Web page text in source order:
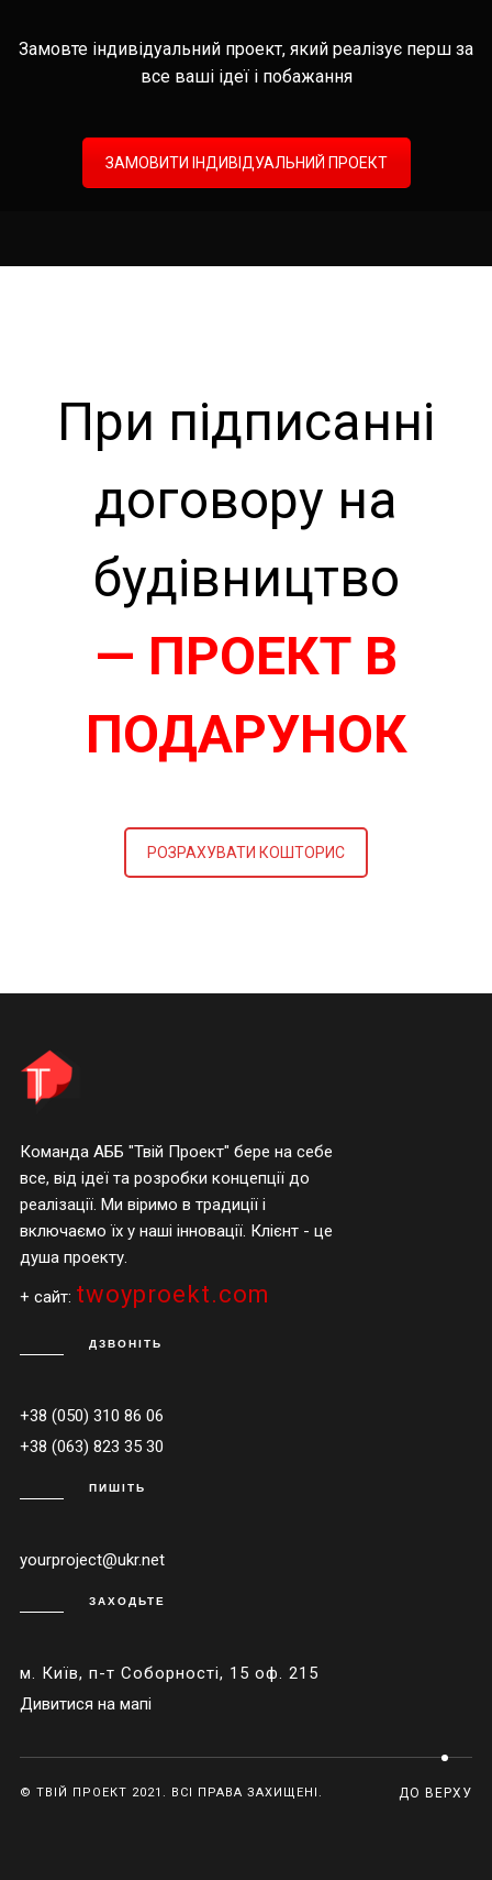
Замовте індивідуальний проект, який реалізує перш за
все ваші ідеї і побажання
ЗАМОВИТИ ІНДИВІДУАЛЬНИЙ ПРОЕКТ
При підписанні
договору на
будівництво
— ПРОЕКТ В
ПОДАРУНОК
РОЗРАХУВАТИ КОШТОРИС
Команда АББ "Твій Проект" бере на себе
все, від ідеї та розробки концепції до
реалізації. Ми віримо в традиції і
включаємо їх у наші інновації. Клієнт - це
душа проекту.
+ сайт: twoyproekt.com
ДЗВОНІТЬ
+38 (050) 310 86 06
+38 (063) 823 35 30
ПИШІТЬ
yourproject@ukr.net
ЗАХОДЬТЕ
м. Київ, п-т Соборності, 15 оф. 215
Дивитися на мапі
© ТВІЙ ПРОЕКТ 2021. ВСІ ПРАВА ЗАХИЩЕНІ. ДО ВЕРХУ